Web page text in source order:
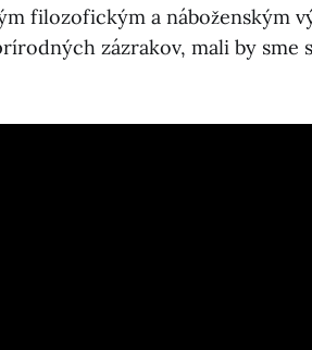
filozofickým a náboženským
zázrakov, mali by sme